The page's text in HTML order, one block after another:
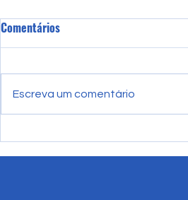
Vives em Portugal e ainda não
falas português? Este post é
Comentários
Escreva um comentário